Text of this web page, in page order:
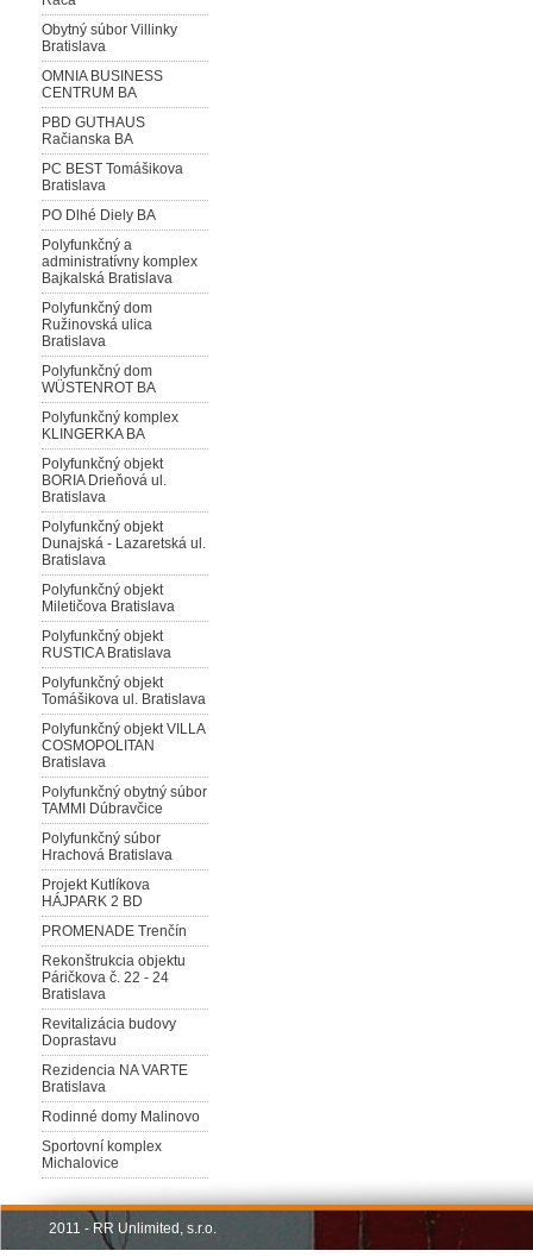
Obytný súbor Villinky
Bratislava
OMNIA BUSINESS
CENTRUM BA
PBD GUTHAUS
Račianska BA
PC BEST Tomášikova
Bratislava
PO Dlhé Diely BA
Polyfunkčný a
administratívny komplex
Bajkalská Bratislava
Polyfunkčný dom
Ružinovská ulica
Bratislava
Polyfunkčný dom
WÜSTENROT BA
Polyfunkčný komplex
KLINGERKA BA
Polyfunkčný objekt
BORIA Drieňová ul.
Bratislava
Polyfunkčný objekt
Dunajská - Lazaretská ul.
Bratislava
Polyfunkčný objekt
Miletičova Bratislava
Polyfunkčný objekt
RUSTICA Bratislava
Polyfunkčný objekt
Tomášikova ul. Bratislava
Polyfunkčný objekt VILLA
COSMOPOLITAN
Bratislava
Polyfunkčný obytný súbor
TAMMI Dúbravčice
Polyfunkčný súbor
Hrachová Bratislava
Projekt Kutlíkova
HÁJPARK 2 BD
PROMENADE Trenčín
Rekonštrukcia objektu
Páričkova č. 22 - 24
Bratislava
Revitalizácia budovy
Doprastavu
Rezidencia NA VARTE
Bratislava
Rodinné domy Malinovo
Sportovní komplex
Michalovice
2011 - RR Unlimited, s.r.o.